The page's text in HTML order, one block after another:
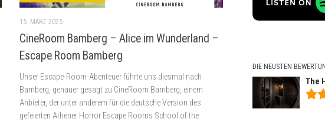
15. MÄRZ 2025
CineRoom Bamberg – Alice im Wunderland –
Escape Room Bamberg
Unser Escape-Room-Abenteuer führte uns diesmal nach
Bamberg, genauer gesagt zu CineRoom Bamberg, einem
Anbieter, der unter anderem für die deutsche Version des
gefeierten Athener Horror Escape Rooms School of the
DIE NEUSTEN
The